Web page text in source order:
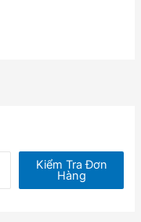
Kiểm Tra Đơn
Hàng